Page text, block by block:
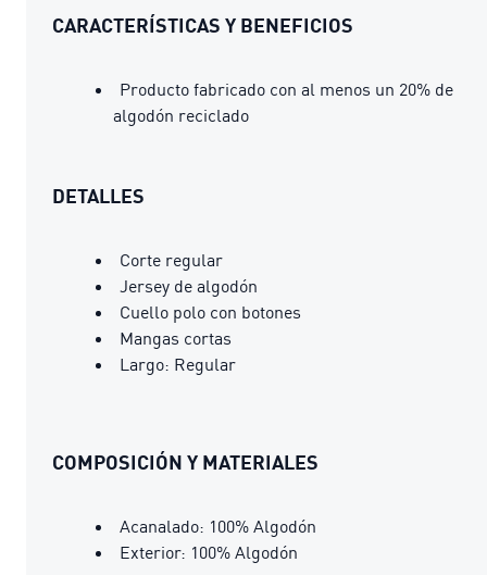
CARACTERÍSTICAS Y BENEFICIOS
Producto fabricado con al menos un 20% de
algodón reciclado
DETALLES
Corte regular
Jersey de algodón
Cuello polo con botones
Mangas cortas
Largo: Regular
COMPOSICIÓN Y MATERIALES
Acanalado: 100% Algodón
Exterior: 100% Algodón